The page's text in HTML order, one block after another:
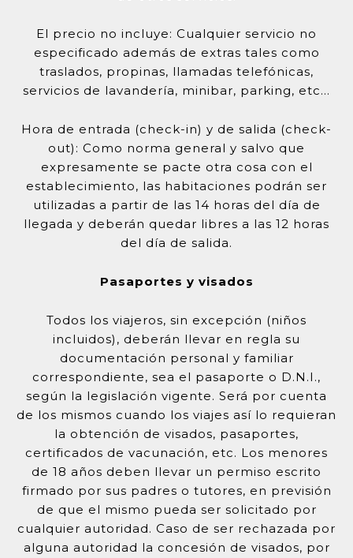
El precio no incluye: Cualquier servicio no
especificado además de extras tales como
traslados, propinas, llamadas telefónicas,
servicios de lavandería, minibar, parking, etc…
Hora de entrada (check-in) y de salida (check-
out): Como norma general y salvo que
expresamente se pacte otra cosa con el
establecimiento, las habitaciones podrán ser
utilizadas a partir de las 14 horas del día de
llegada y deberán quedar libres a las 12 horas
del día de salida.
Pasaportes y visados
Todos los viajeros, sin excepción (niños
incluidos), deberán llevar en regla su
documentación personal y familiar
correspondiente, sea el pasaporte o D.N.I.,
según la legislación vigente. Será por cuenta
de los mismos cuando los viajes así lo requieran
la obtención de visados, pasaportes,
certificados de vacunación, etc. Los menores
de 18 años deben llevar un permiso escrito
firmado por sus padres o tutores, en previsión
de que el mismo pueda ser solicitado por
cualquier autoridad. Caso de ser rechazada por
alguna autoridad la concesión de visados, por